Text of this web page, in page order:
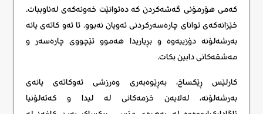
کەمی هۆرمۆنی گەشەکردن کە دەتوانێت خەونەکەی لەناوببات.
خێزانەکەی توانای چارەسەرکردنی ئەویان نەبوو. تا ئەو کاتەی یانە
بەرشەلۆنە دۆزییەوە و بڕیاریدا هەموو تێچووی چارەسەر و
مەشقەکانی دابین بکات.
کارلێس ڕێکساخ، بەڕێوەبەری وەرزشی ئەوکاتەی یانەی
بەرشەلۆنە، لەلایەن خزمەکانی لە لیدا و کەتەلۆنیا